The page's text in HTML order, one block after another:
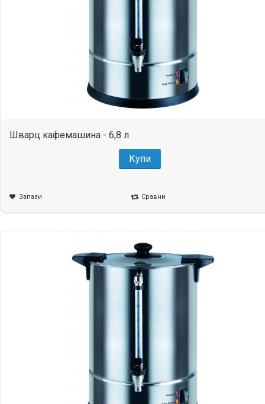
Шварц кафемашина - 6,8 л
Купи
Запази Сравни